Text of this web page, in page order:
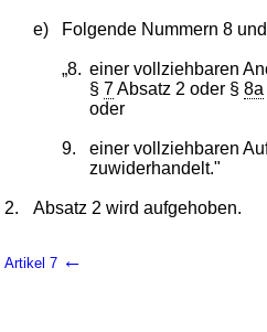
e) Folgende Nummern 8
„8. einer vollziehbaren
§7Absatz 2 oder §8a
oder
9. einer vollziehbaren
zuwiderhandelt."
2. Absatz 2 wird aufgehoben.
Artikel 7 ←